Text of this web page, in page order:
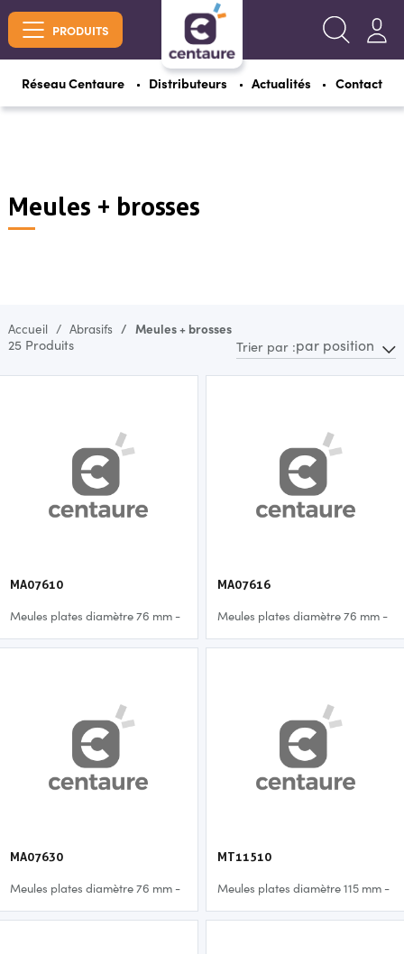
PRODUITS
Réseau Centaure Distributeurs Actualités Contact
Meules + brosses
Accueil Abrasifs
Meules + brosses
25 Produits
Trier par :par position
MA07610
Meules plates diamètre 76 mm -
MA07616
Meules plates diamètre 76 mm -
MA07630
Meules plates diamètre 76 mm -
MT11510
Meules plates diamètre 115 mm -